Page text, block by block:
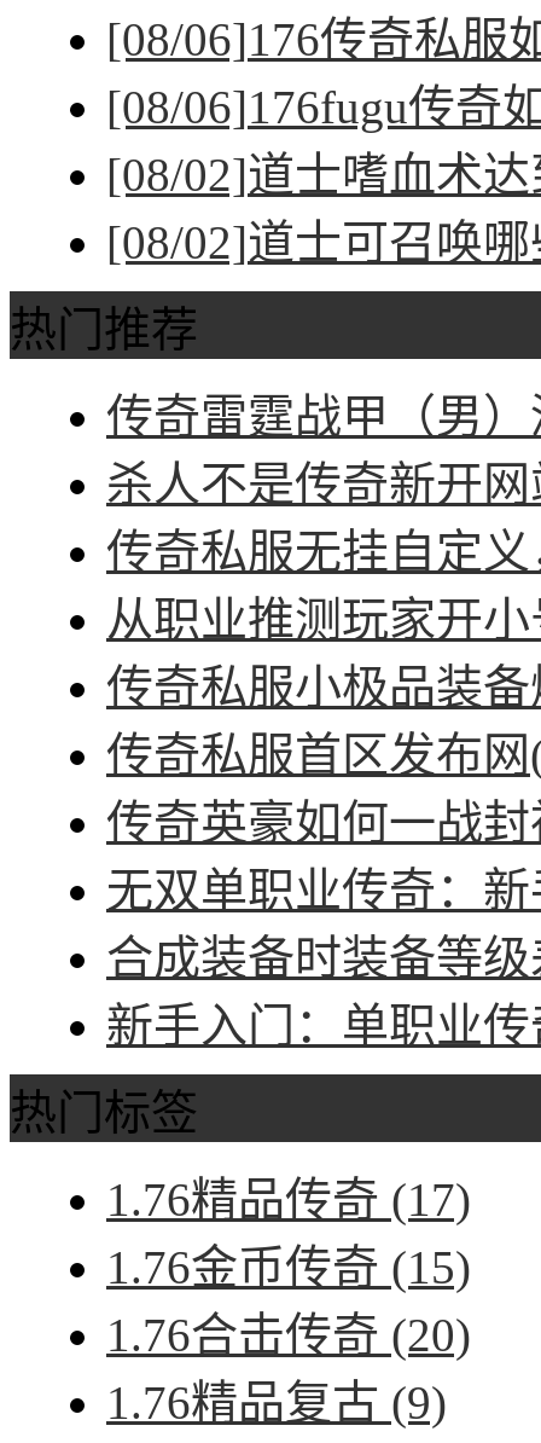
[08/06]176传奇私服
[08/06]176fugu传奇
[08/02]道士嗜血术
[08/02]道士可召唤
热门推荐
传奇雷霆战甲（男
杀人不是传奇新开
传奇私服无挂自定
从职业推测玩家开
传奇私服小极品装
传奇私服首区发布网
传奇英豪如何一战
无双单职业传奇：
合成装备时装备等
新手入门：单职业
热门标签
1.76精品传奇 (17)
1.76金币传奇 (15)
1.76合击传奇 (20)
1.76精品复古 (9)